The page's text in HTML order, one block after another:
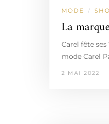
MODE /
La
Carel fête
mode Carel
2 MAI 2022